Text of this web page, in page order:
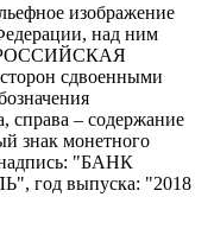
изображение
над ним
"РОССИЙСКАЯ
сдвоенными
справа – содержание
знак монетного
надпись: "БАНК
год выпуска: "2018